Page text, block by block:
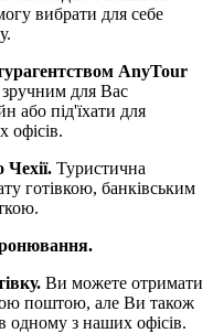
вибрати для себе
AnyTour
для Вас
або під'їхати для
офісів.
Чехії. Туристична
готівкою, банківським
Ви можете отримати
поштою, але Ви також
одному з наших офісів.